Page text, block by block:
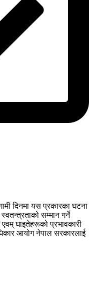
दिनमा यस प्रकारका घटना
सम्मान गर्ने
एवम् घाइतेहरूको प्रभावकारी
आयोग नेपाल सरकारलाई